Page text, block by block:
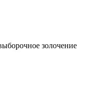
золочение